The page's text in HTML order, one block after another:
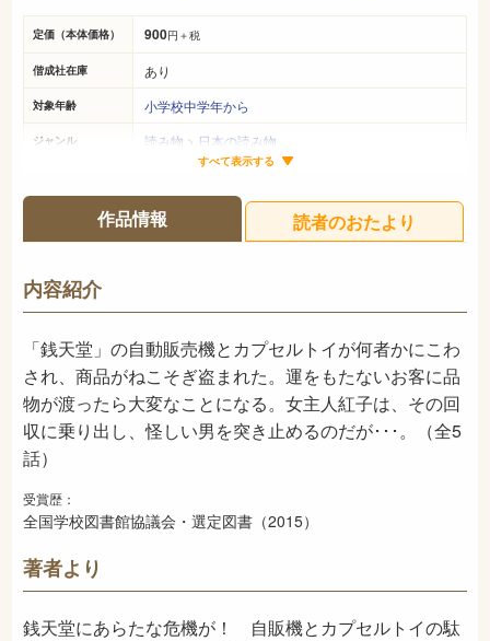
定価（本体価格） 900円＋税
偕成社在庫 あり
対象年齢 小学校中学年から
ジャンル 読み物 > 日本の読み物
150ページ
ISBN 978-4-03-635650-8
NDC
発売日 2015年9月
すべて表示する
作品情報 読者のおたより
内容紹介
「銭天堂」の自動販売機とカプセルトイが何者かにこわ
され、商品がねこそぎ盗まれた。運をもたないお客に品
物が渡ったら大変なことになる。女主人紅子は、その回
収に乗り出し、怪しい男を突き止めるのだが･･･。（全5
話）
受賞歴：
全国学校図書館協議会・選定図書（2015）
著者より
銭天堂にあらたな危機が！ 自販機とカプセルトイの駄